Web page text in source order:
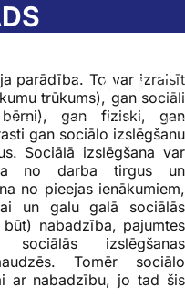
AtvērtNomainīt
➝ Profesionālā izglītība pret
parādība. To var izraisīt
trūkums), gan sociāli
bērni), gan fiziski, gan
gan sociālo izslēgšanu
Sociālā izslēgšana var
no darba tirgus un
no pieejas ienākumiem,
un galu galā sociālās
nabadzība, pajumtes
izslēgšanas
Tomēr sociālo
ar nabadzību, jo tad šis